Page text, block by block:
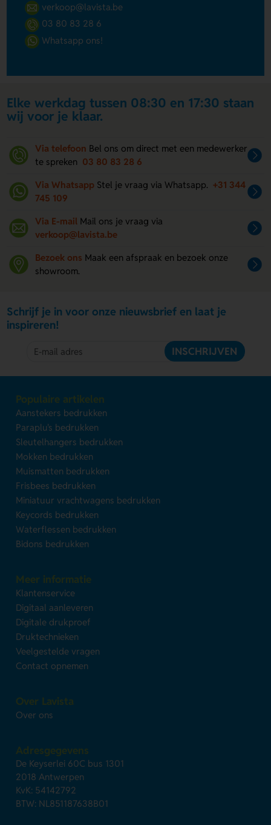
verkoop@lavista.be
03 80 83 28 6
Whatsapp ons!
Elke werkdag tussen 08:30 en 17:30 staan
wij voor je klaar.
Via telefoon Bel ons om direct met een medewerker
te spreken 03 80 83 28 6
Via Whatsapp Stel je vraag via Whatsapp. +31 344
745 109
Via E-mail Mail ons je vraag via
verkoop@lavista.be
Bezoek ons Maak een afspraak en bezoek onze
showroom.
Schrijf je in voor onze nieuwsbrief en laat je
inspireren!
INSCHRIJVEN
Populaire artikelen
Aanstekers bedrukken
Paraplu's bedrukken
Sleutelhangers bedrukken
Mokken bedrukken
Muismatten bedrukken
Frisbees bedrukken
Miniatuur vrachtwagens bedrukken
Keycords bedrukken
Waterflessen bedrukken
Bidons bedrukken
Meer informatie
Klantenservice
Digitaal aanleveren
Digitale drukproef
Druktechnieken
Veelgestelde vragen
Contact opnemen
Over Lavista
Over ons
Adresgegevens
De Keyserlei 60C bus 1301
2018 Antwerpen
KvK: 54142792
BTW: NL851187638B01